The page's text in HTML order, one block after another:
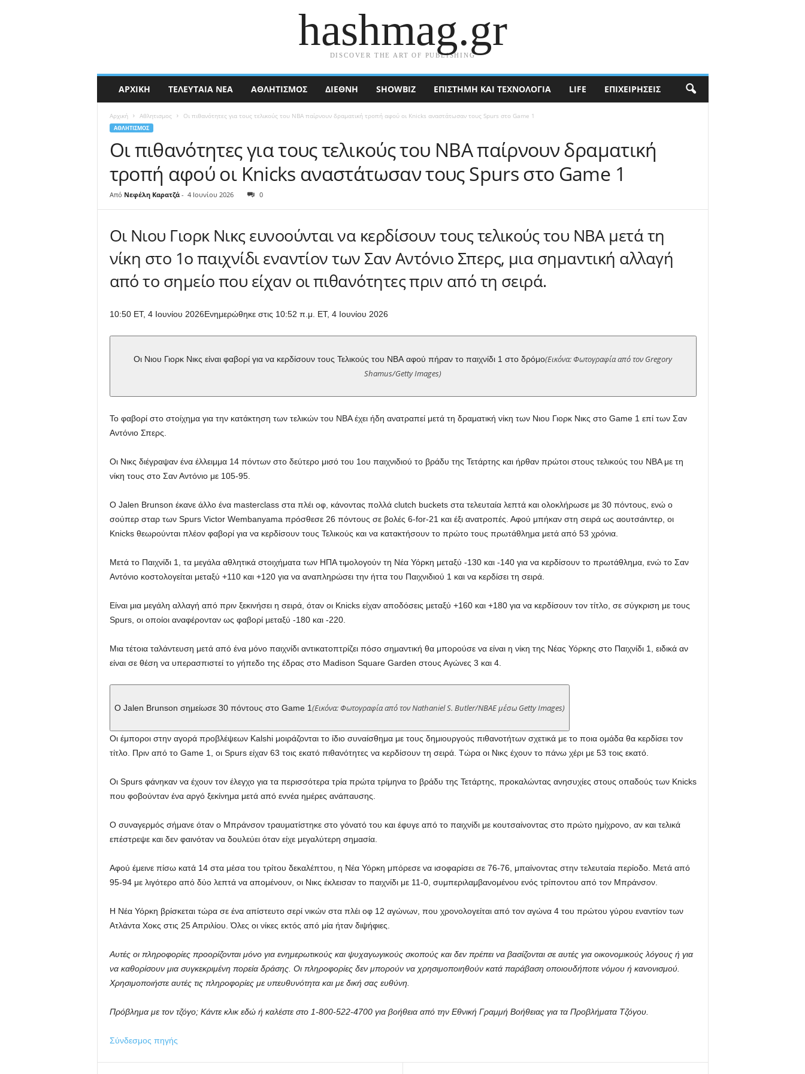
hashmag.gr
DISCOVER THE ART OF PUBLISHING
ΑΡΧΙΚΉ ΤΕΛΕΥΤΑΊΑ ΝΈΑ ΑΘΛΗΤΙΣΜΟΣ ΔΙΕΘΝΉ SHOWBIZ ΕΠΙΣΤΉΜΗ ΚΑΙ ΤΕΧΝΟΛΟΓΊΑ LIFE ΕΠΙΧΕΙΡΉΣΕΙΣ
Αρχική Αθλητισμος Οι πιθανότητες για τους τελικούς του NBA παίρνουν δραματική τροπή αφού οι Knicks αναστάτωσαν τους Spurs στο Game 1
ΑΘΛΗΤΙΣΜΟΣ
Οι πιθανότητες για τους τελικούς του NBA παίρνουν δραματική
τροπή αφού οι Knicks αναστάτωσαν τους Spurs στο Game 1
Από Νεφέλη Καρατζά - 4 Ιουνίου 2026 0
Οι Νιου Γιορκ Νικς ευνοούνται να κερδίσουν τους τελικούς του ΝΒΑ μετά τη
νίκη στο 1ο παιχνίδι εναντίον των Σαν Αντόνιο Σπερς, μια σημαντική αλλαγή
από το σημείο που είχαν οι πιθανότητες πριν από τη σειρά.
10:50 ET, 4 Ιουνίου 2026Ενημερώθηκε στις 10:52 π.μ. ET, 4 Ιουνίου 2026
Οι Νιου Γιορκ Νικς είναι φαβορί για να κερδίσουν τους Τελικούς του ΝΒΑ αφού πήραν το παιχνίδι 1 στο δρόμο(Εικόνα: Φωτογραφία από τον Gregory
Shamus/Getty Images)
Το φαβορί στο στοίχημα για την κατάκτηση των τελικών του NBA έχει ήδη ανατραπεί μετά τη δραματική νίκη των Νιου Γιορκ Νικς στο Game 1 επί των Σαν
Αντόνιο Σπερς.
Οι Νικς διέγραψαν ένα έλλειμμα 14 πόντων στο δεύτερο μισό του 1ου παιχνιδιού το βράδυ της Τετάρτης και ήρθαν πρώτοι στους τελικούς του ΝΒΑ με τη
νίκη τους στο Σαν Αντόνιο με 105-95.
Ο Jalen Brunson έκανε άλλο ένα masterclass στα πλέι οφ, κάνοντας πολλά clutch buckets στα τελευταία λεπτά και ολοκλήρωσε με 30 πόντους, ενώ ο
σούπερ σταρ των Spurs Victor Wembanyama πρόσθεσε 26 πόντους σε βολές 6-for-21 και έξι ανατροπές. Αφού μπήκαν στη σειρά ως αουτσάιντερ, οι
Knicks θεωρούνται πλέον φαβορί για να κερδίσουν τους Τελικούς και να κατακτήσουν το πρώτο τους πρωτάθλημα μετά από 53 χρόνια.
Μετά το Παιχνίδι 1, τα μεγάλα αθλητικά στοιχήματα των ΗΠΑ τιμολογούν τη Νέα Υόρκη μεταξύ -130 και -140 για να κερδίσουν το πρωτάθλημα, ενώ το Σαν
Αντόνιο κοστολογείται μεταξύ +110 και +120 για να αναπληρώσει την ήττα του Παιχνιδιού 1 και να κερδίσει τη σειρά.
Είναι μια μεγάλη αλλαγή από πριν ξεκινήσει η σειρά, όταν οι Knicks είχαν αποδόσεις μεταξύ +160 και +180 για να κερδίσουν τον τίτλο, σε σύγκριση με τους
Spurs, οι οποίοι αναφέρονταν ως φαβορί μεταξύ -180 και -220.
Μια τέτοια ταλάντευση μετά από ένα μόνο παιχνίδι αντικατοπτρίζει πόσο σημαντική θα μπορούσε να είναι η νίκη της Νέας Υόρκης στο Παιχνίδι 1, ειδικά αν
είναι σε θέση να υπερασπιστεί το γήπεδο της έδρας στο Madison Square Garden στους Αγώνες 3 και 4.
Ο Jalen Brunson σημείωσε 30 πόντους στο Game 1(Εικόνα: Φωτογραφία από τον Nathaniel S. Butler/NBAE μέσω Getty Images)
Οι έμποροι στην αγορά προβλέψεων Kalshi μοιράζονται το ίδιο συναίσθημα με τους δημιουργούς πιθανοτήτων σχετικά με το ποια ομάδα θα κερδίσει τον
τίτλο. Πριν από το Game 1, οι Spurs είχαν 63 τοις εκατό πιθανότητες να κερδίσουν τη σειρά. Τώρα οι Νικς έχουν το πάνω χέρι με 53 τοις εκατό.
Οι Spurs φάνηκαν να έχουν τον έλεγχο για τα περισσότερα τρία πρώτα τρίμηνα το βράδυ της Τετάρτης, προκαλώντας ανησυχίες στους οπαδούς των Knicks
που φοβούνταν ένα αργό ξεκίνημα μετά από εννέα ημέρες ανάπαυσης.
Ο συναγερμός σήμανε όταν ο Μπράνσον τραυματίστηκε στο γόνατό του και έφυγε από το παιχνίδι με κουτσαίνοντας στο πρώτο ημίχρονο, αν και τελικά
επέστρεψε και δεν φαινόταν να δουλεύει όταν είχε μεγαλύτερη σημασία.
Αφού έμεινε πίσω κατά 14 στα μέσα του τρίτου δεκαλέπτου, η Νέα Υόρκη μπόρεσε να ισοφαρίσει σε 76-76, μπαίνοντας στην τελευταία περίοδο. Μετά από
95-94 με λιγότερο από δύο λεπτά να απομένουν, οι Νικς έκλεισαν το παιχνίδι με 11-0, συμπεριλαμβανομένου ενός τρίποντου από τον Μπράνσον.
Η Νέα Υόρκη βρίσκεται τώρα σε ένα απίστευτο σερί νικών στα πλέι οφ 12 αγώνων, που χρονολογείται από τον αγώνα 4 του πρώτου γύρου εναντίον των
Ατλάντα Χοκς στις 25 Απριλίου. Όλες οι νίκες εκτός από μία ήταν διψήφιες.
Αυτές οι πληροφορίες προορίζονται μόνο για ενημερωτικούς και ψυχαγωγικούς σκοπούς και δεν πρέπει να βασίζονται σε αυτές για οικονομικούς λόγους ή για
να καθορίσουν μια συγκεκριμένη πορεία δράσης. Οι πληροφορίες δεν μπορούν να χρησιμοποιηθούν κατά παράβαση οποιουδήποτε νόμου ή κανονισμού.
Χρησιμοποιήστε αυτές τις πληροφορίες με υπευθυνότητα και με δική σας ευθύνη.
Πρόβλημα με τον τζόγο; Κάντε κλικ εδώή καλέστε στο 1-800-522-4700 για βοήθεια από την Εθνική Γραμμή Βοήθειας για τα Προβλήματα Τζόγου.
Σύνδεσμος πηγής